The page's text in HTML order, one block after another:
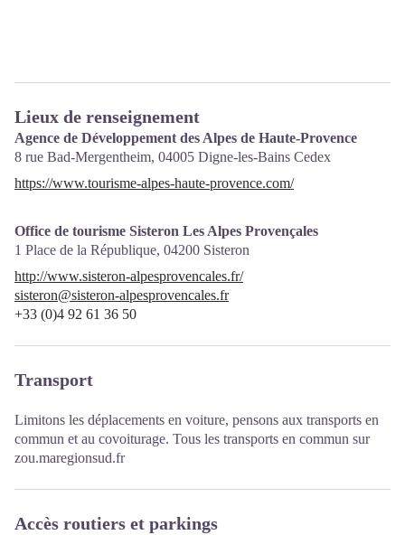
Lieux de renseignement
Agence de Développement des Alpes de Haute-Provence
8 rue Bad-Mergentheim, 04005 Digne-les-Bains Cedex
https://www.tourisme-alpes-haute-provence.com/
Office de tourisme Sisteron Les Alpes Provençales
1 Place de la République, 04200 Sisteron
http://www.sisteron-alpesprovencales.fr/
sisteron@sisteron-alpesprovencales.fr
+33 (0)4 92 61 36 50
Transport
Limitons les déplacements en voiture, pensons aux transports en
commun et au covoiturage. Tous les transports en commun sur
zou.maregionsud.fr
Accès routiers et parkings